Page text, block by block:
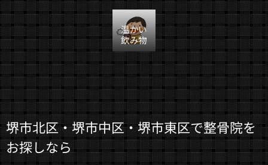
温かい
飲み物
堺市北区・堺市中区・堺市東区で整骨院を
お探しなら